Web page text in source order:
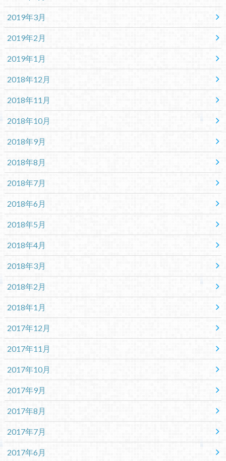
2019年3月
2019年2月
2019年1月
2018年12月
2018年11月
2018年10月
2018年9月
2018年8月
2018年7月
2018年6月
2018年5月
2018年4月
2018年3月
2018年2月
2018年1月
2017年12月
2017年11月
2017年10月
2017年9月
2017年8月
2017年7月
2017年6月